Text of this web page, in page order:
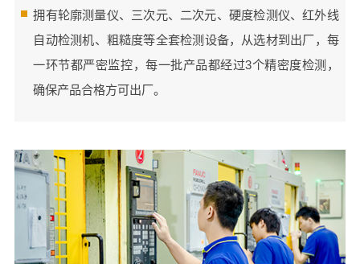
拥有轮廓测量仪、三次元、二次元、硬度检测仪、红外线
自动检测机、粗糙度等全套检测设备，从选材到出厂，每
一环节都严密监控，每一批产品都经过3个精密度检测，
确保产品合格方可出厂。